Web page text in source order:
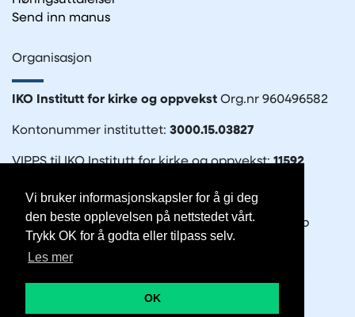
Vi bruker informasjonskapsler for å gi deg
den beste opplevelsen på nettstedet vårt.
Trykk OK for å godta eller tilpass selv.
Les mer
OK
Send inn manus
Organisasjon
IKO Institutt for kirke og oppvekst Org.nr 960496582
Kontonummer instituttet: 3000.15.03827
VIPPS til IKO Institutt for kirke og oppvekst:11592
IKO-forlaget– en del av Det Norske Bibelselskap
Org.nr. 935570212